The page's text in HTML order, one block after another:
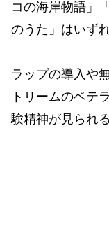
コの海岸物語」
のうた」はいず
ラップの導入や
トリームのベテ
験精神が見られ